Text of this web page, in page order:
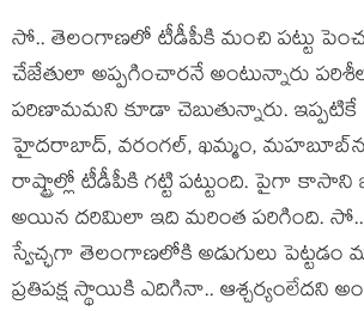
సో.. తెలంగాణ‌లో టీడీపీకి మంచి పట్టు
చేజేతులా అప్ప‌గించార‌నే అంటున్నారు
ప‌రిణామ‌మ‌ని కూడా చెబుతున్నారు. ఇప్ప‌టికే
హైద‌రాబాద్‌, వ‌రంగ‌ల్‌, ఖ‌మ్మం,
రాష్ట్రాల్లో టీడీపీకి గ‌ట్టి ప‌ట్టుంది. పైగా కాసాని
అయిన ద‌రిమిలా ఇది మ‌రింత ప‌రిగింది. సో..
స్వేచ్ఛ‌గా తెలంగాణ‌లోకి అడుగులు పెట్ట‌డం
ప్ర‌తిప‌క్ష స్థాయికి ఎదిగినా.. ఆశ్చ‌ర్యంలేద‌ని